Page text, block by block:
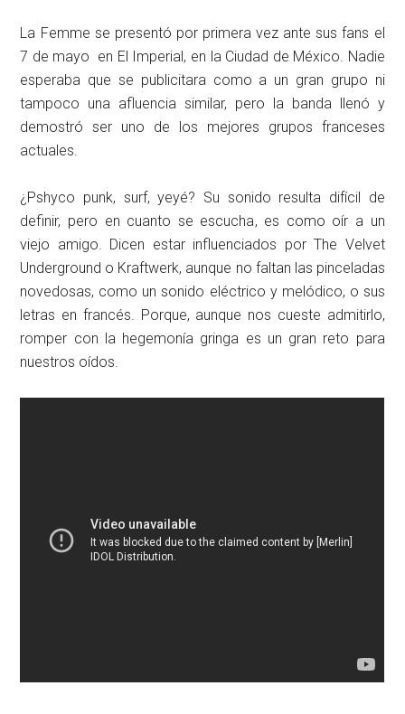
La Femme se presentó por primera vez ante sus fans el
7 de mayo en El Imperial, en la Ciudad de México. Nadie
esperaba que se publicitara como a un gran grupo ni
tampoco una afluencia similar, pero la banda llenó y
demostró ser uno de los mejores grupos franceses
actuales.
¿Pshyco punk, surf, yeyé? Su sonido resulta difícil de
definir, pero en cuanto se escucha, es como oír a un
viejo amigo. Dicen estar influenciados por The Velvet
Underground o Kraftwerk, aunque no faltan las pinceladas
novedosas, como un sonido eléctrico y melódico, o sus
letras en francés. Porque, aunque nos cueste admitirlo,
romper con la hegemonía gringa es un gran reto para
nuestros oídos.